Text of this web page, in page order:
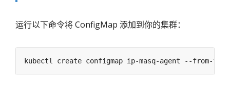
运行以下命令将 ConfigMap 添加到你的集群：
kubectl create configmap ip-masq-agent --from-file